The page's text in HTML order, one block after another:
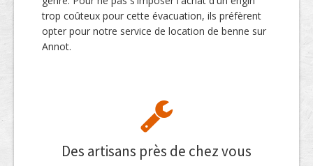
trop coûteux pour cette évacuation, ils préfèrent
opter pour notre service de location de benne sur
Annot.
Des artisans près de chez vous